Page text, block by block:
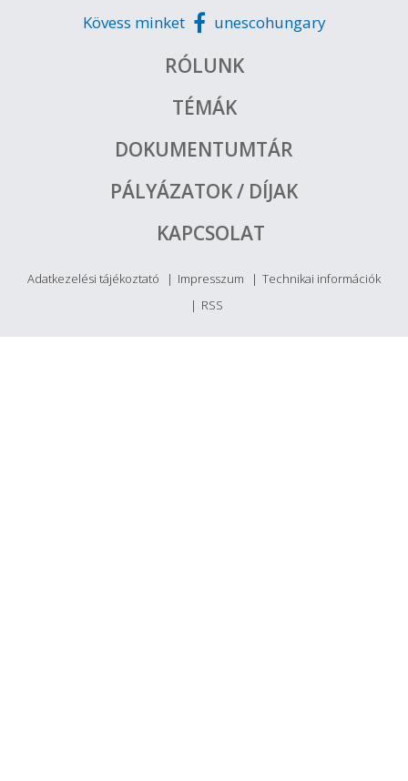
Kövess minket unescohungary
RÓLUNK
TÉMÁK
DOKUMENTUMTÁR
PÁLYÁZATOK / DÍJAK
KAPCSOLAT
Adatkezelési tájékoztató Impresszum
Technikai információk
RSS